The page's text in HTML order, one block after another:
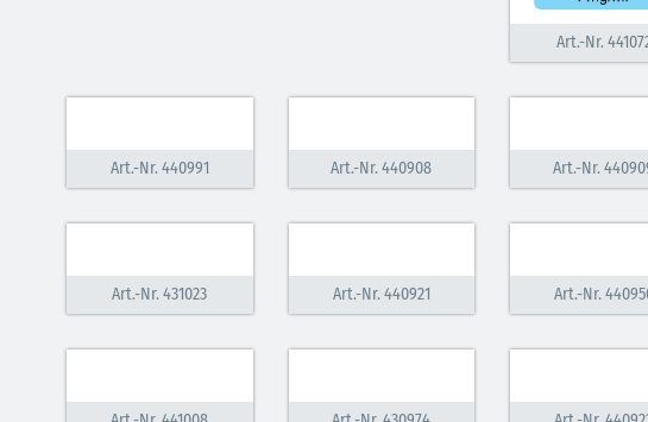
Art.-Nr.
Art.-Nr. 440991 Art.-Nr. 440908 Art.-Nr.
Art.-Nr. 431023 Art.-Nr. 440921 Art.-Nr.